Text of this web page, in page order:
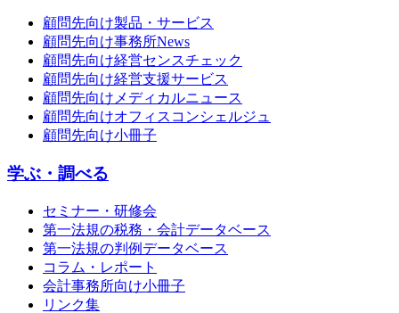
顧問先向け製品・サービス
顧問先向け事務所News
顧問先向け経営センスチェック
顧問先向け経営支援サービス
顧問先向けメディカルニュース
顧問先向けオフィスコンシェルジュ
顧問先向け小冊子
学ぶ・調べる
セミナー・研修会
第一法規の税務・会計データベース
第一法規の判例データベース
コラム・レポート
会計事務所向け小冊子
リンク集